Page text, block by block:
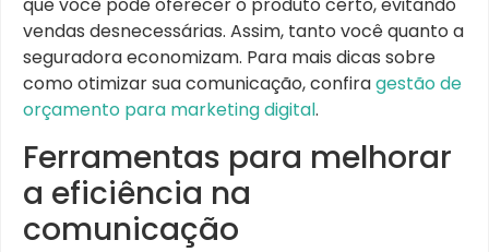
que você pode oferecer o produto certo, evitando
vendas desnecessárias. Assim, tanto você quanto a
seguradora economizam. Para mais dicas sobre
como otimizar sua comunicação, confiragestão de
orçamento para marketing digital.
Ferramentas para melhorar
a eficiência na
comunicação